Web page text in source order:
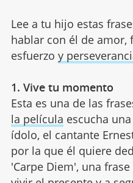
Lee a tu hijo estas
hablar con él de amor,
esfuerzo y
1. Vive tu momento
Esta es una de las
la película escucha
ídolo, el cantante
por la que él quiere
'Carpe Diem', una